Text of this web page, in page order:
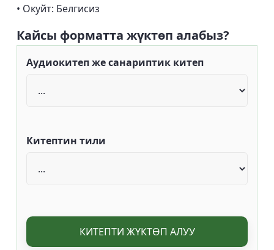
• Окуйт: Белгисиз
Кайсы форматта жүктөп алабыз?
Аудиокитеп же санариптик китеп
Китептин тили
КИТЕПТИ ЖҮКТӨП АЛУУ